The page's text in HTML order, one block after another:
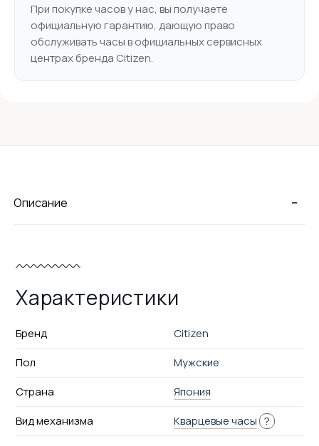
При покупке часов у нас, вы получаете
официальную гарантию, дающую право
обслуживать часы в официальных сервисных
центрах бренда Citizen.
-
Описание
Характеристики
Бренд
Citizen
Пол
Мужские
Страна
Япония
Вид механизма
Кварцевые часы ?